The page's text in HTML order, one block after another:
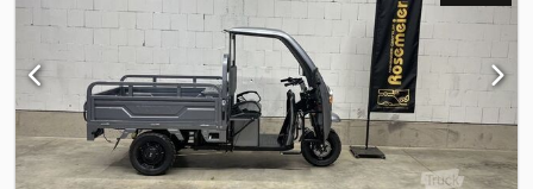
kg Poids total avec équipements : 2.240 kg Mise en service :
04/06/2014